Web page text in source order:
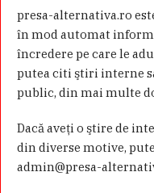
presa-alternativa.ro
în mod automat
încredere pe care le
putea citi ştiri interne
public, din mai multe
Dacă aveţi o ştire de
din diverse motive,
admin@presa-